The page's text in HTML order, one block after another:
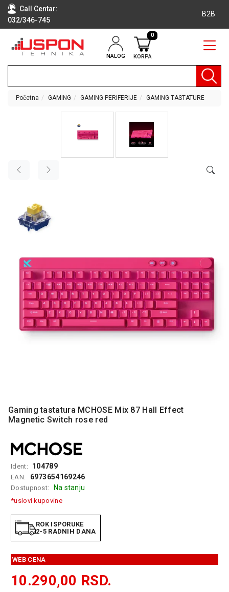
Call Centar:
032/346-745
B2B
NALOG KORPA
0
RAČUNARI
TEHNIKA
VIDEO
RAČUNARI
MONITORI
OPREMA
MOBILNI I
FIKSNI
TELEFONI
KUĆNI
RAČUNARSKE
KOMPONENTE
PERIFERIJE
GAMING
EELEKTRO
ZAŠTITA
OPREMA
ŠTAMPAČI,
Početna GAMING GAMING PERIFERIJE GAMING TASTATURE
Gaming tastatura MCHOSE Mix 87 Hall Effect
Magnetic Switch rose red
Ident: 104789
EAN: 6973654169246
Dostupnost: Na stanju
*uslovi kupovine
ROK ISPORUKE
2-5 RADNIH DANA
WEB CENA
10.290,00 RSD.